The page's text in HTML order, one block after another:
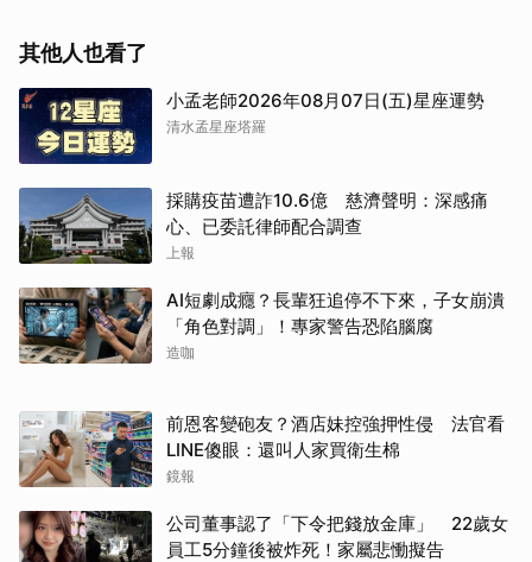
其他人也看了
小孟老師2026年08月07日(五)星座運勢
清水孟星座塔羅
採購疫苗遭詐10.6億 慈濟聲明：深感痛
心、已委託律師配合調查
上報
AI短劇成癮？長輩狂追停不下來，子女崩潰
「角色對調」！專家警告恐陷腦腐
造咖
前恩客變砲友？酒店妹控強押性侵 法官看
LINE傻眼：還叫人家買衛生棉
鏡報
公司董事認了「下令把錢放金庫」 22歲女
員工5分鐘後被炸死！家屬悲慟擬告